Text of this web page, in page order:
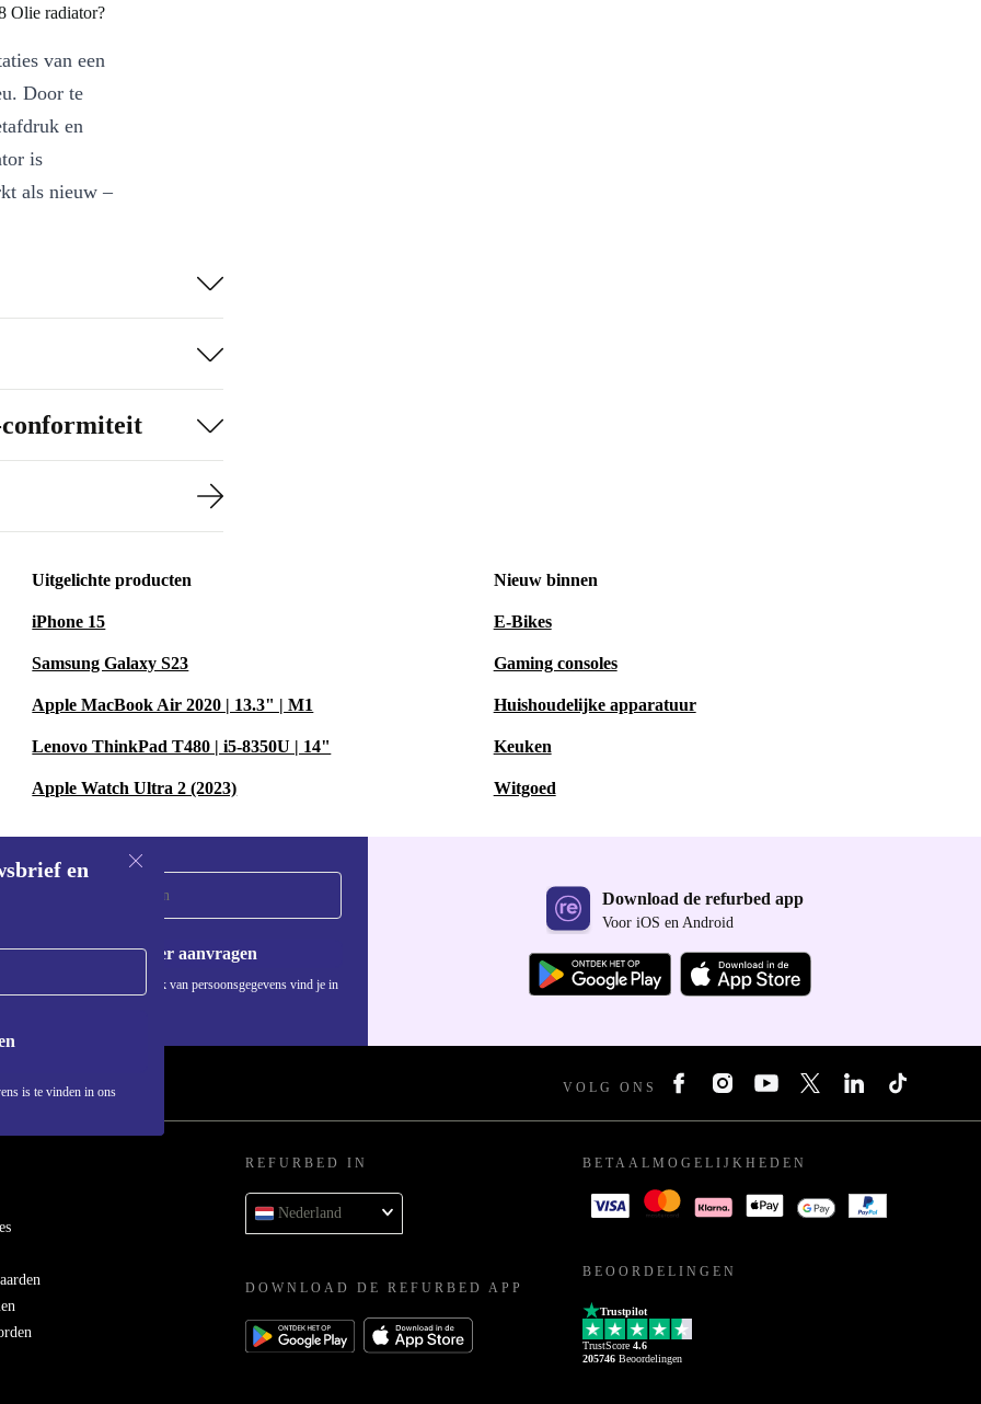
Olie radiator?
van een
Door te
en
is
als nieuw –
ml) houd
guur is.
12,6 kg
nodig
het
geniet je
Olie
Uitgelichte producten
iPhone 15
Samsung Galaxy S23
Apple MacBook Air 2020 | 13.3" | M1
Lenovo ThinkPad T480 | i5-8350U | 14"
Apple Watch Ultra 2 (2023)
Nieuw binnen
E-Bikes
Gaming consoles
Huishoudelijke apparatuur
Keuken
Witgoed
en
is te vinden in ons
Voucher aanvragen
Informatie over het gebruik van persoonsgegevens vind je in
Download de refurbed app
Voor iOS en Android
VOLG ONS
REFURBED IN
Nederland
DOWNLOAD DE REFURBED APP
BETAALMOGELIJKHEDEN
BEOORDELINGEN
Trustpilot
TrustScore 4.6
205746 Beoordelingen